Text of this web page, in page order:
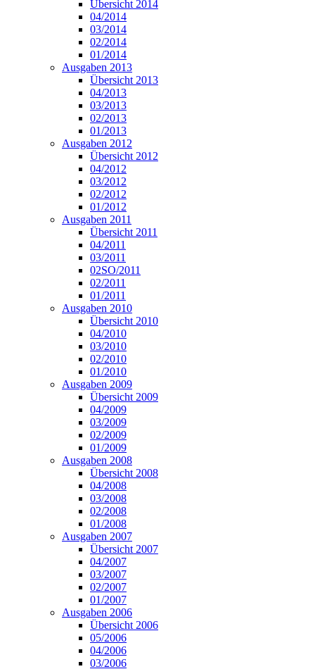
Übersicht 2014
04/2014
03/2014
02/2014
01/2014
Ausgaben 2013
Übersicht 2013
04/2013
03/2013
02/2013
01/2013
Ausgaben 2012
Übersicht 2012
04/2012
03/2012
02/2012
01/2012
Ausgaben 2011
Übersicht 2011
04/2011
03/2011
02SO/2011
02/2011
01/2011
Ausgaben 2010
Übersicht 2010
04/2010
03/2010
02/2010
01/2010
Ausgaben 2009
Übersicht 2009
04/2009
03/2009
02/2009
01/2009
Ausgaben 2008
Übersicht 2008
04/2008
03/2008
02/2008
01/2008
Ausgaben 2007
Übersicht 2007
04/2007
03/2007
02/2007
01/2007
Ausgaben 2006
Übersicht 2006
05/2006
04/2006
03/2006